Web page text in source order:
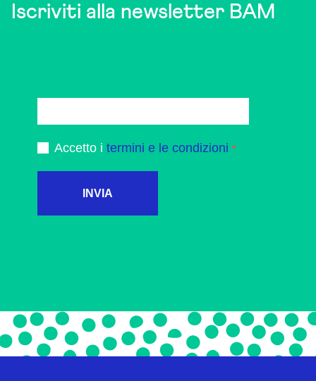
Iscriviti alla newsletter BAM
Accetto i termini e le condizioni
INVIA